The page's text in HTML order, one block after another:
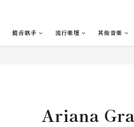
饒舌歌手 流行樂壇 其他音樂
Ariana